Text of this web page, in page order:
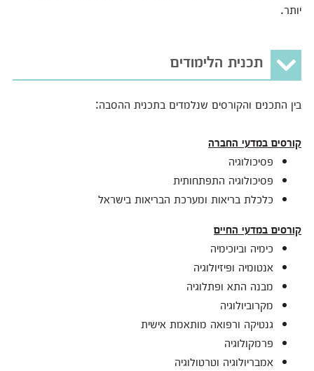
יותר.
תכנית הלימודים
בין התכנים והקורסים שנלמדים בתכנית ההסבה:
קורסים במדעי החברה
פסיכולוגיה
פסיכולוגיה התפתחותית
כלכלת בריאות ומערכת הבריאות בישראל
קורסים במדעי החיים
כימיה וביוכימיה
אנטומיה ופיזיולוגיה
מבנה התא ופתלוגיה
מקרוביולוגיה
גנטיקה ורפואה מותאמת אישית
פרמקולוגיה
אמבריולוגיה וטרטולוגיה